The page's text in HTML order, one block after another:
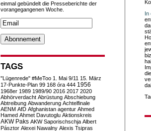
In
einmal gebündelt die Presseberichte der
vorangegangenen Woche.
TAGS
"Lügenrede" #MeToo 1. Mai 9/11 15. März
17-Punkte-Plan 99 168 óra 444 1956
1968er 1989 1989/90 2016 2017 2020
Abhörverdacht Abrüstung Abschiebung
Abtreibung Abwanderung Achtelfinale
AENM AfD Afghanistan agentur Ahmed
Hamed Ahmet Davutoglu Aktionskreis
AKW Paks AKW Saporischschja Albert
Pásztor Alexei Nawalny Alexis Tsipras